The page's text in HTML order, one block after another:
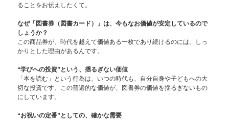
ることをお伝えしたくて。
なぜ「図書券（図書カード）」は、今もなお価値が安定しているので
しょうか？
この商品券が、時代を越えて価値ある一枚であり続けるのには、しっ
かりとした理由があるんです。
“学びへの投資”という、揺るぎない価値
「本を読む」という行為は、いつの時代も、自分自身や子どもへの大
切な投資です。この普遍的な価値が、図書券の価値を揺るぎないもの
にしています。
“お祝いの定番”としての、確かな需要